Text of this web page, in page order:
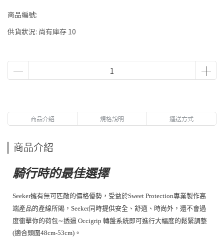
商品編號:
供貨狀況: 尚有庫存 10
商品介紹 規格說明 運送方式
商品介紹
騎行時的最佳選擇
Seeker擁有無可匹敵的價格優勢，受益於Sweet Protection專業製作高
端產品的產線所賜，Seeker同時提供安全、舒適、時尚外，還不會過
度衝擊你的荷包∼透過 Occigrip 轉盤系統即可進行大幅度的鬆緊調整
(適合頭圍48cm-53cm)。